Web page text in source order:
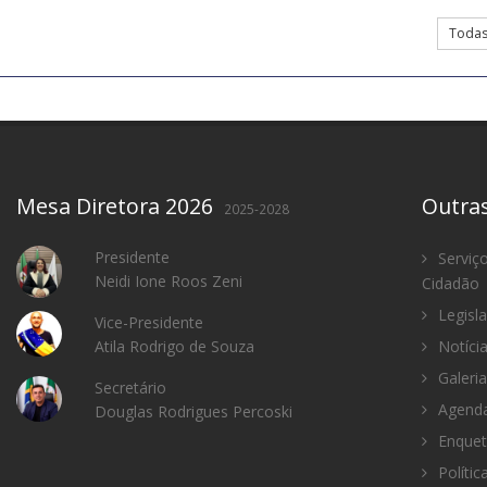
Mesa Diretora 2026 2025-2028
Presidente
Neidi Ione Roos Zeni
Vice-Presidente
Atila Rodrigo de Souza
Secretário
Douglas Rodrigues Percoski
Cidadão